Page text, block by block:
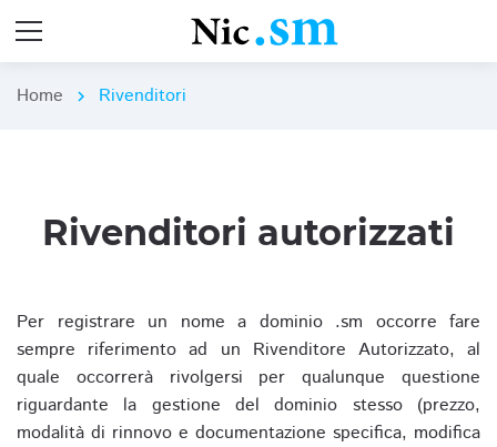
Home chevron_right Rivenditori
Rivenditori autorizzati
Per registrare un nome a dominio .sm occorre fare
sempre riferimento ad un Rivenditore Autorizzato, al
quale occorrerà rivolgersi per qualunque questione
riguardante la gestione del dominio stesso (prezzo,
modalità di rinnovo e documentazione specifica, modifica